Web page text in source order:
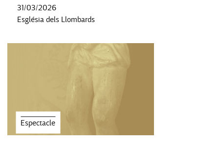
31/03/2026
Església dels Llombards
Espectacle